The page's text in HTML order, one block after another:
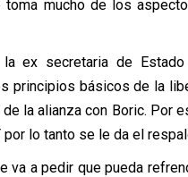
toma mucho de los
ex secretaria de
principios básicos de la
la alianza con Boric. Por
por lo tanto se le da el
va a pedir que pueda